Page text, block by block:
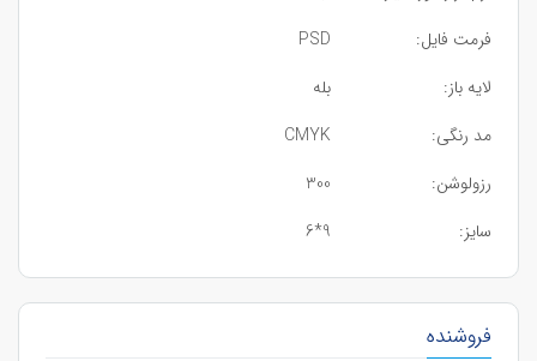
فرمت فایل:
PSD
لایه باز:
بله
مد رنگی:
CMYK
رزولوشن:
300
سایز:
9*6
فروشنده